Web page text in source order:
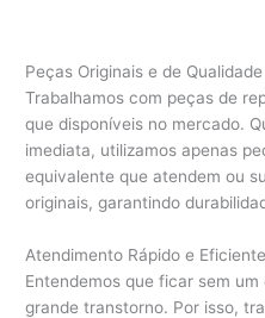
Peças Originais e de Qualidade
Trabalhamos com peças de
que disponíveis no mercado.
imediata, utilizamos apenas
equivalente que atendem ou
originais, garantindo
Atendimento Rápido e Eficiente
Entendemos que ficar sem
grande transtorno. Por isso,